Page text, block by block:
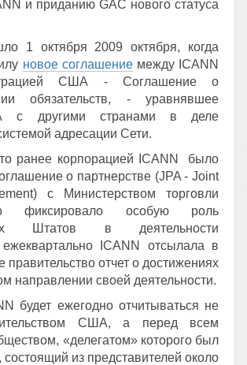
и приданию GAC нового статуса
1 октября 2009 октября, когда
новое соглашениемежду ICANN
США - Соглашение о
обязательств, - уравнявшее
с другими странами в деле
адресации Сети.
ранее корпорацией ICANN было
о партнерстве (JPA - Joint
с Министерством торговли
особую роль
Штатов в деятельности
ежеквартально ICANN отсылала в
правительство отчет о достижениях
направлении своей деятельности.
будет ежегодно отчитываться не
США, а перед всем
«делегатом» которого был
из представителей около